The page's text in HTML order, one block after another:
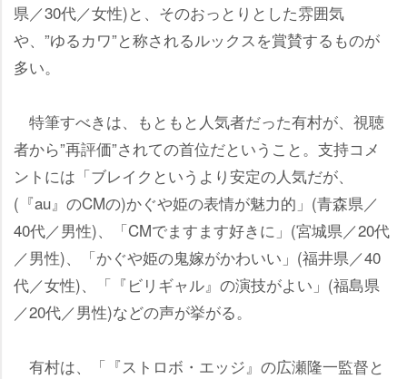
県／30代／女性)と、そのおっとりとした雰囲気
、”ゆるカワ”と称されるルックスを賞賛するものが
多い。
特筆すべきは、もともと人気者だった有村が、視聴
者から”再評価”されての首位だということ。支持コメ
ントには「ブレイクというより安定の人気だが、
(『au』のCMの)かぐや姫の表情が魅力的」(青森県／
40代／男性)、「CMでますます好きに」(宮城県／20代
／男性)、「かぐや姫の鬼嫁がかわいい」(福井県／40
代／女性)、「『ビリギャル』の演技がよい」(福島県
／20代／男性)などの声が挙がる。
有村は、「『ストロボ・エッジ』の広瀬隆一監督と